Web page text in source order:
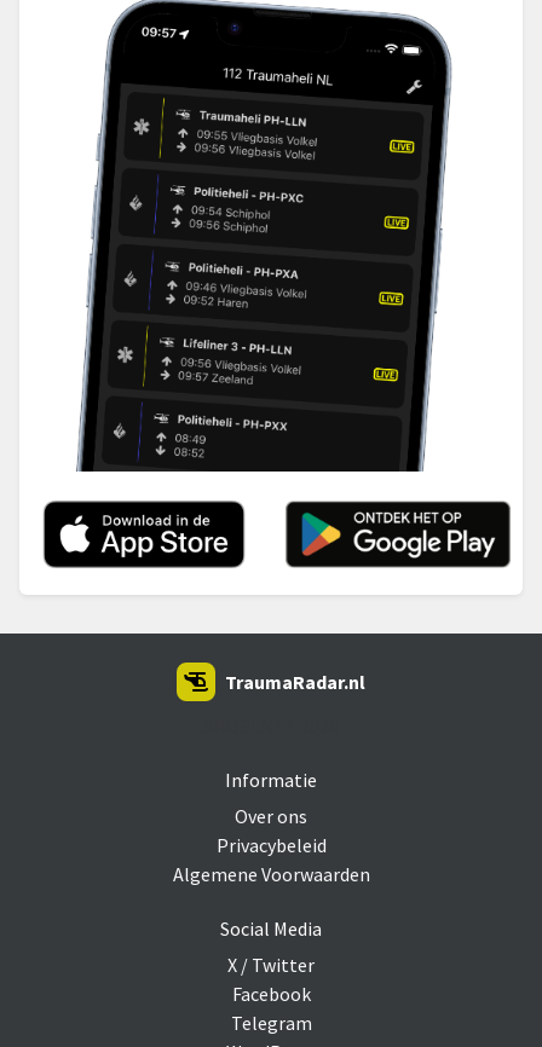
Informatie
Over ons
Privacybeleid
Algemene Voorwaarden
Social Media
X / Twitter
Facebook
Telegram
TraumaRadar.nl